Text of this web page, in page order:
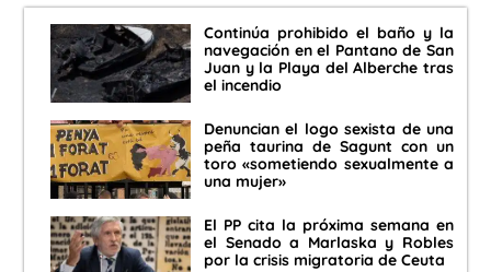
Continúa prohibido el baño y la
navegación en el Pantano de San
Juan y la Playa del Alberche tras
el incendio
Denuncian el logo sexista de una
peña taurina de Sagunt con un
toro «sometiendo sexualmente a
una mujer»
El PP cita la próxima semana en
el Senado a Marlaska y Robles
por la crisis migratoria de Ceuta